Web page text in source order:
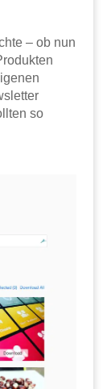
– ob nun
so